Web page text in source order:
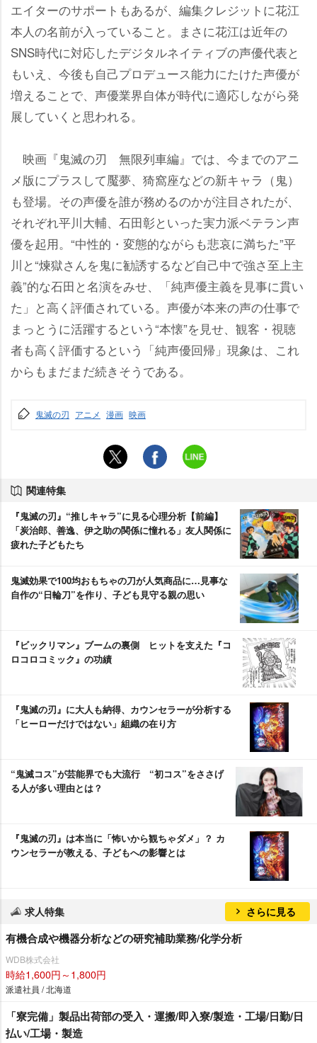
エイターのサポートもあるが、編集クレジットに花江
本人の名前が入っていること。まさに花江は近年の
SNS時代に対応したデジタルネイティブの声優代表と
もいえ、今後も自己プロデュース能力にたけた声優が
増えることで、声優業界自体が時代に適応しながら発
展していくと思われる。
映画『鬼滅の刃 無限列車編』では、今までのアニ
メ版にプラスして魘夢、猗窩座などの新キャラ（鬼）
も登場。その声優を誰が務めるのかが注目されたが、
それぞれ平川大輔、石田彰といった実力派ベテラン声
優を起用。“中性的・変態的ながらも悲哀に満ちた”平
川と“煉獄さんを鬼に勧誘するなど自己中で強さ至上主
義”的な石田と名演をみせ、「純声優主義を見事に貫い
た」と高く評価されている。声優が本来の声の仕事で
まっとうに活躍するという“本懐”を見せ、観客・視聴
者も高く評価するという「純声優回帰」現象は、これ
からもまだまだ続きそうである。
鬼滅の刃 アニメ 漫画 映画
関連特集
『鬼滅の刃』“推しキャラ”に見る心理分析【前編】
「炭治郎、善逸、伊之助の関係に憧れる」友人関係に
疲れた子どもたち
鬼滅効果で100均おもちゃの刀が人気商品に…見事な
自作の“日輪刀”を作り、子ども見守る親の思い
『ビックリマン』ブームの裏側 ヒットを支えた『コ
ロコロコミック』の功績
『鬼滅の刃』に大人も納得、カウンセラーが分析する
「ヒーローだけではない」組織の在り方
“鬼滅コス”が芸能界でも大流行 “初コス”をささげ
る人が多い理由とは？
『鬼滅の刃』は本当に「怖いから観ちゃダメ」？ カ
ウンセラーが教える、子どもへの影響とは
求人特集 さらに見る
有機合成や機器分析などの研究補助業務/化学分析
WDB株式会社
時給1,600円～1,800円
派遣社員 / 北海道
「寮完備」製品出荷部の受入・運搬/即入寮/製造・工場/日勤/日
払い/工場・製造